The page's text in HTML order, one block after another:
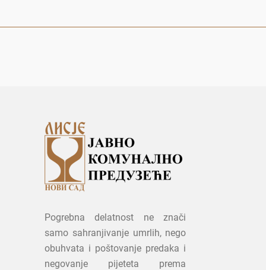
Pogrebna delatnost ne znači
samo sahranjivanje umrlih, nego
obuhvata i poštovanje predaka i
negovanje pijeteta prema